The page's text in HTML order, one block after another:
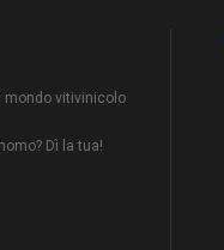
mondo vitivinicolo
Dì la tua!